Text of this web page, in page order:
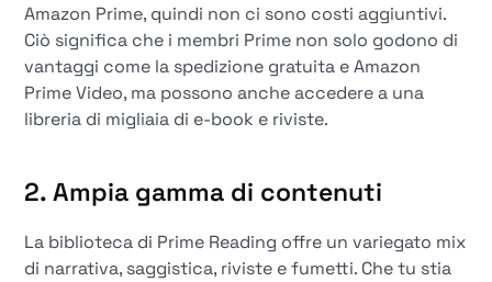
Amazon Prime, quindi non ci sono costi aggiuntivi.
Ciò significa che i membri Prime non solo godono di
vantaggi come la spedizione gratuita e Amazon
Prime Video, ma possono anche accedere a una
libreria di migliaia di e-book e riviste.
2. Ampia gamma di contenuti
La biblioteca di Prime Reading offre un variegato mix
di narrativa, saggistica, riviste e fumetti. Che tu stia